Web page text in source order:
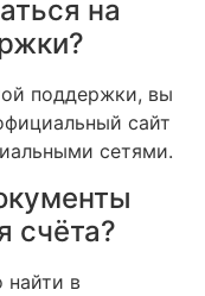
на
поддержки, вы
сайт
сетями.
счёта?
найти в